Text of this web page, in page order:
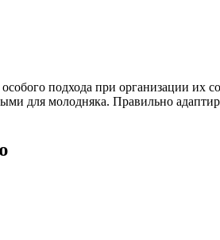
подхода при организации их
для молодняка. Правильно